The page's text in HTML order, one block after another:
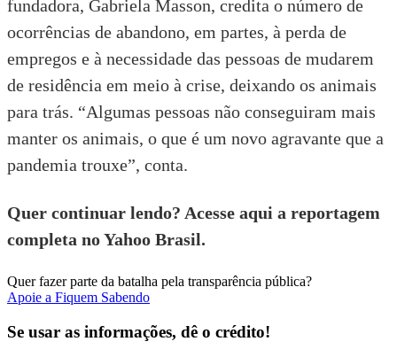
fundadora, Gabriela Masson, credita o número de
ocorrências de abandono, em partes, à perda de
empregos e à necessidade das pessoas de mudarem
de residência em meio à crise, deixando os animais
para trás. “Algumas pessoas não conseguiram mais
manter os animais, o que é um novo agravante que a
pandemia trouxe”, conta.
Quer continuar lendo? Acesse aqui a reportagem
completa no Yahoo Brasil.
Quer fazer parte da batalha pela transparência pública?
Apoie a Fiquem Sabendo
Se usar as informações, dê o crédito!